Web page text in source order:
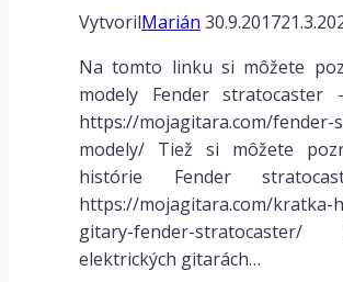
VytvorilMarián 30.9.2017
Na tomto linku si môžete
modely Fender stratocaster
https://mojagitara.com/fender-
modely/ Tiež si môžete
histórie Fender
https://mojagitara.com/kratka-
gitary-fender-
elektrických gitarách…